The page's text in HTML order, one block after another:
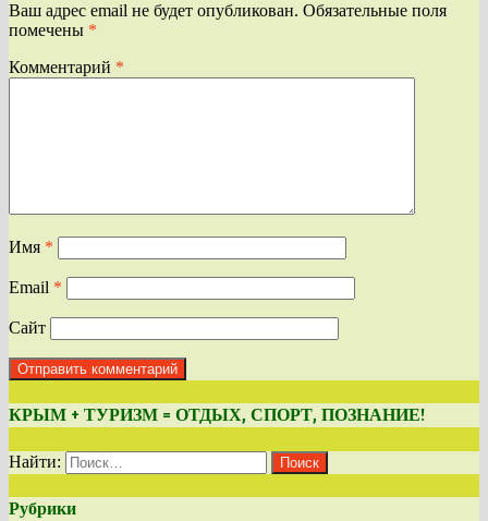
Ваш адрес email не будет опубликован. Обязательные поля
помечены *
Комментарий *
Имя *
Email *
Сайт
КРЫМ + ТУРИЗМ = ОТДЫХ, СПОРТ, ПОЗНАНИЕ!
Найти:
Рубрики